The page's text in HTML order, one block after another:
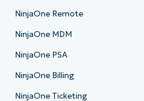
NinjaOne Remote
NinjaOne MDM
NinjaOne PSA
NinjaOne Billing
NinjaOne Ticketing